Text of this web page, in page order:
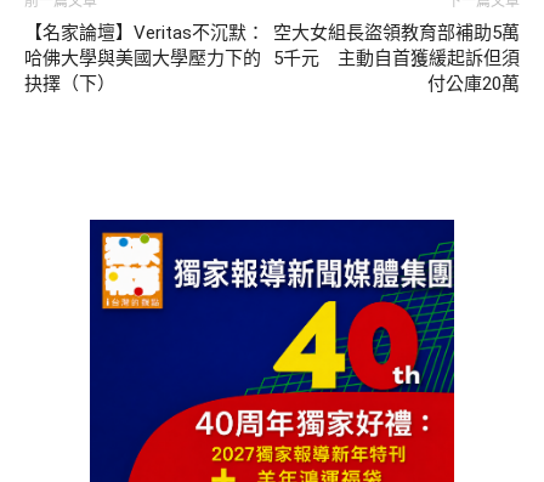
【名家論壇】Veritas不沉默：
哈佛大學與美國大學壓力下的
抉擇（下）
空大女組長盜領教育部補助5萬
5千元 主動自首獲緩起訴但須
付公庫20萬